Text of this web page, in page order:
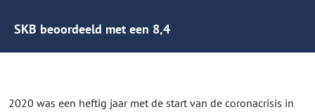
SKB beoordeeld met een 8,4
2020 was een heftig jaar met de start van de coronacrisis in